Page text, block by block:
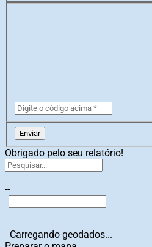
Enviar
Obrigado pelo seu relatório!
--
Carregando geodados...